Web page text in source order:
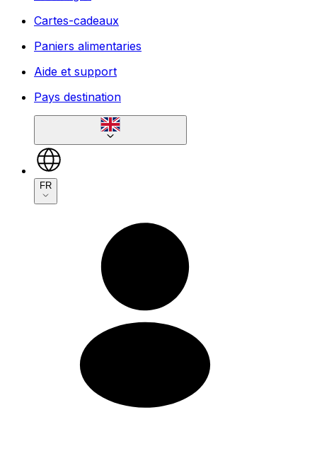
Cartes-cadeaux
Paniers alimentaries
Aide et support
Pays destination
FR